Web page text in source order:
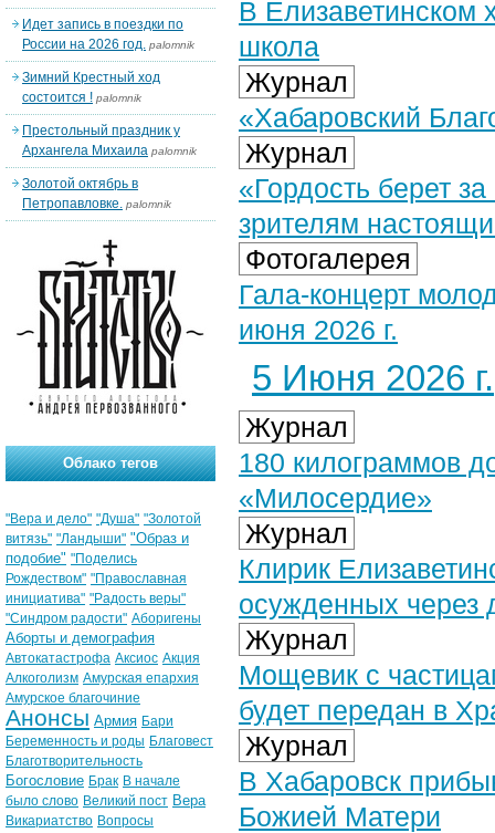
В Елизаветинском
школа
Журнал
«Хабаровский
Журнал
«Гордость берет
зрителям
Фотогалерея
Гала-концерт
июня 2026 г.
5 Июня 2026 г.
Журнал
180 килограммов
«Милосердие»
Журнал
Клирик
осужденных через
Журнал
Мощевик с
будет передан в
Журнал
В Хабаровск
Божией Матери
Идет запись в поездки по
России на 2026 год. palomnik
Зимний Крестный ход
состоится ! palomnik
Престольный праздник у
Архангела Михаила palomnik
Золотой октябрь в
Петропавловке. palomnik
Облако тегов
"Вера и дело" "Душа" "Золотой
витязь" "Ландыши" "Образ и
подобие" "Поделись
Рождеством" "Православная
инициатива" "Радость веры"
"Синдром радости" Аборигены
Аборты и демография
Автокатастрофа Аксиос Акция
Алкоголизм Амурская епархия
Амурское благочиние
Анонсы Армия Бари
Беременность и роды Благовест
Благотворительность
Богословие Брак В начале
было слово Великий пост Вера
Викариатство Вопросы